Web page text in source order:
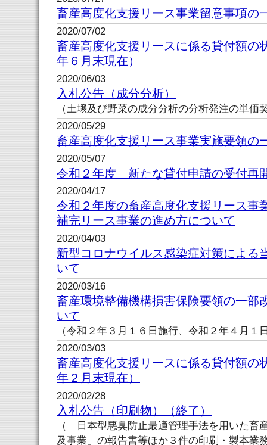
畜産高度化支援リース事業留意事項の
2020/07/02
畜産高度化支援リースに係る貸付額の
年６月末現在）
2020/06/03
入札公告（成分分析）
（土壌及び野菜の成分分析の分析発注の単価
2020/05/29
畜産高度化支援リース事業実施要領の
2020/05/07
令和２年度 新たな貸付申請の受付再
2020/04/17
令和２年度の畜産高度化支援リース事
補完リース事業の進め方について
2020/04/03
新型コロナウイルス感染症対策による
いて
2020/03/16
畜産環境整備機構損害保険要領の一部
いて
（令和２年３月１６日施行、令和２年４月１
2020/03/03
畜産高度化支援リースに係る貸付額の
年２月末現在）
2020/02/28
入札公告（印刷物）（終了）
（「日本型悪臭防止最適管理手法を用いた畜
及事業」の報告書等ほか３件の印刷・製本業